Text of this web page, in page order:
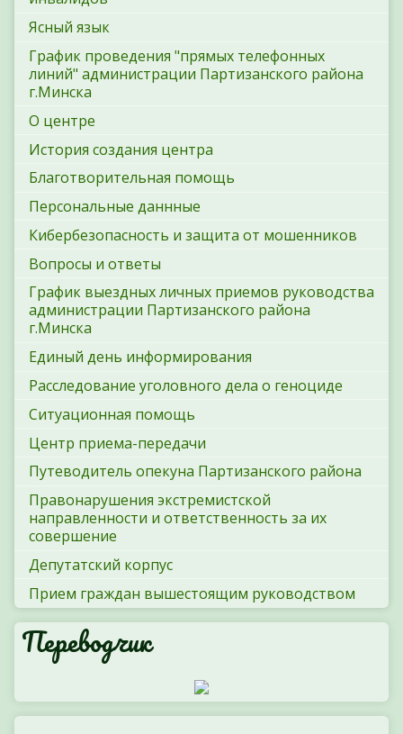
Ясный язык
График проведения "прямых телефонных
линий" администрации Партизанского района
г.Минска
О центре
История создания центра
Благотворительная помощь
Персональные даннные
Кибербезопасность и защита от мошенников
Вопросы и ответы
График выездных личных приемов руководства
администрации Партизанского района
г.Минска
Единый день информирования
Расследование уголовного дела о геноциде
Ситуационная помощь
Центр приема-передачи
Путеводитель опекуна Партизанского района
Правонарушения экстремистской
направленности и ответственность за их
совершение
Депутатский корпус
Прием граждан вышестоящим руководством
Переводчик